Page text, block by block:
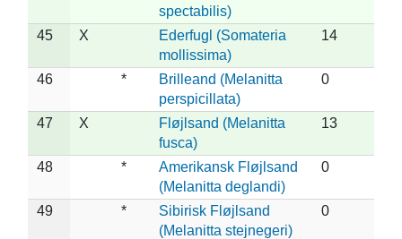
spectabilis)
45 X
Ederfugl (Somateria
mollissima)
14
46 *
Brilleand (Melanitta
perspicillata)
0
47 X
Fløjlsand (Melanitta
fusca)
13
48 *
Amerikansk Fløjlsand
(Melanitta deglandi)
0
49 *
Sibirisk Fløjlsand
(Melanitta stejnegeri)
0